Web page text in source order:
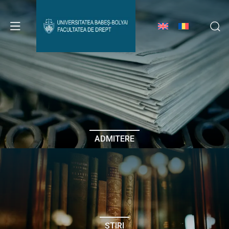
Avizier Studenți
Studii
Admitere
Erasmus & Internațional
Despre Facultate
ADMITERE
ȘTIRI